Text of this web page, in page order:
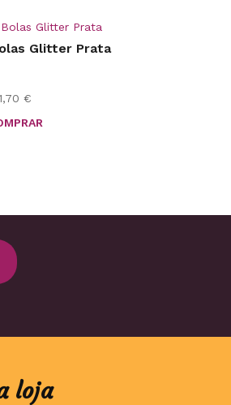
Glitter Prata
€
loja